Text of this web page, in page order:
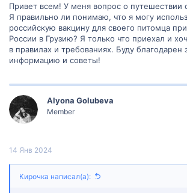
Привет всем! У меня вопрос о
Я правильно ли понимаю, что я могу
российскую вакцину для своего питомца
России в Грузию? Я только что приехал и
в правилах и требованиях. Буду благодарен
информацию и советы!
Alyona Golubeva
Member
14 Янв 2024
Кирочка написал(а):